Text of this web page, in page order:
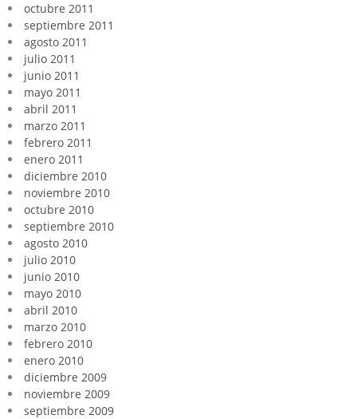
octubre 2011
septiembre 2011
agosto 2011
julio 2011
junio 2011
mayo 2011
abril 2011
marzo 2011
febrero 2011
enero 2011
diciembre 2010
noviembre 2010
octubre 2010
septiembre 2010
agosto 2010
julio 2010
junio 2010
mayo 2010
abril 2010
marzo 2010
febrero 2010
enero 2010
diciembre 2009
noviembre 2009
septiembre 2009